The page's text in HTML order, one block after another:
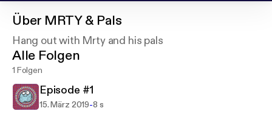
Über MRTY & Pals
Hang out with Mrty and his pals
Alle Folgen
1 Folgen
Episode #1
15. März 2019-8 s